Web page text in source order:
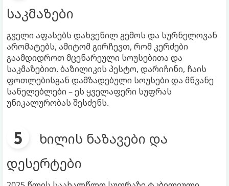
საკმაზები
გველი აფასებს დახვეწილ გემოს და სურნელოვან
არომატებს, ამიტომ გირჩევთ, რომ კერძები
გაამდიდროთ მცენარეული სოუსებითა და
საკმაზებით. ბაზილიკის პესტო, დარიჩინი, ჩაის
ფოთლებისგან დამზადებული სოუსები და მწვანე
სანელებლები – ეს ყველაფერი სუფრას
უნიკალურობას შესძენს.
ხილის ნაზავები და
დესერტები